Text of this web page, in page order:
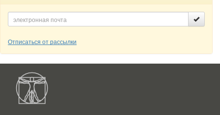
Отписаться от рассылки